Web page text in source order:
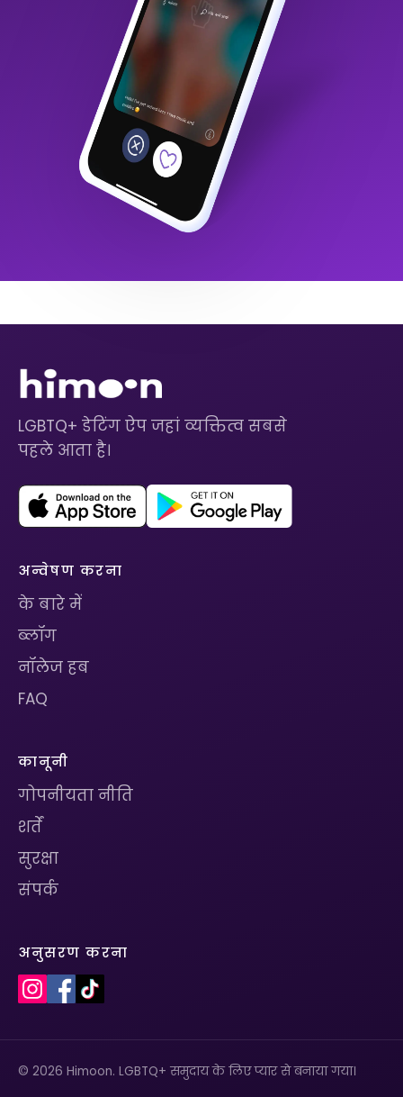
LGBTQ+ डेटिंग ऐप जहां व्यक्तित्व सबसे
पहले आता है।
अन्वेषण करना
के बारे में
ब्लॉग
नॉलेज हब
FAQ
कानूनी
गोपनीयता नीति
शर्तें
सुरक्षा
संपर्क
अनुसरण करना
© 2026 Himoon. LGBTQ+ समुदाय के लिए प्यार से बनाया गया।